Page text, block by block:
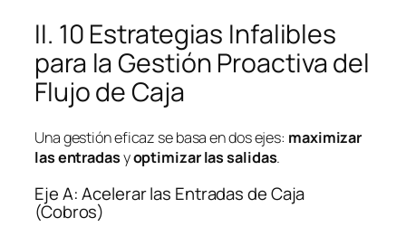
II. 10 Estrategias Infalibles
para la Gestión Proactiva del
Flujo de Caja
Una gestión eficaz se basa en dos ejes: maximizar
las entradasyoptimizar las salidas.
Eje A: Acelerar las Entradas de Caja
(Cobros)